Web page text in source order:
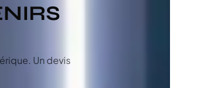
Un devis